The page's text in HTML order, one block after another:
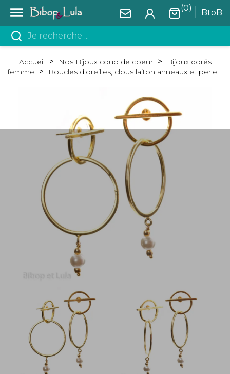
 BtoB
(0)
Accueil Nos Bijoux coup de coeur
Bijoux dorés
femme
Boucles d'oreilles, clous laiton anneaux et perle